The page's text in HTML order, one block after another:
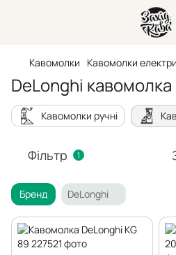
Кавомолки Кавомолки
DeLonghi кавомолка
Кавомолки ручні
Фільтр 1
Бренд DeLonghi